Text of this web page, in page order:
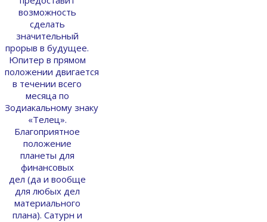
возможность
сделать
значительный
прорыв в будущее.
Юпитер в прямом
положении двигается
в течении всего
месяца по
Зодиакальному знаку
«Телец».
Благоприятное
положение
планеты для
финансовых
дел (да и вообще
для любых дел
материального
плана). Сатурн и